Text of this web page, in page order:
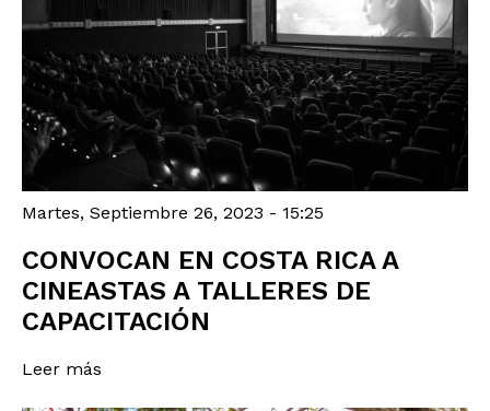
Martes, Septiembre 26, 2023 - 15:25
CONVOCAN EN COSTA RICA A
CINEASTAS A TALLERES DE
CAPACITACIÓN
Leer más